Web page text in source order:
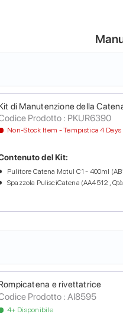
di Manutenzione della
Prodotto : PKUR6390
Non-Stock Item - Tempistica 4
del Kit:
Pulitore Catena Motul C1 - 400ml
Spazzola PulisciCatena (AA4512 , Qtà
e rivettatrice
Prodotto : AI8595
4+ Disponibile